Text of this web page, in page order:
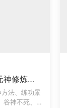
神修炼
方法、练功景
神不死、